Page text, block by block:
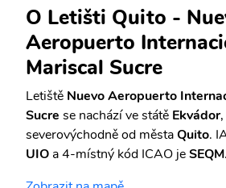
O Letišti Quito -
Aeropuerto
Mariscal Sucre
Letiště Nuevo Aeropuerto
Sucre se nachází ve státě Ekvádor
severovýchodně od městaQuito.
UIO a 4-místný kód ICAO jeSEQM.